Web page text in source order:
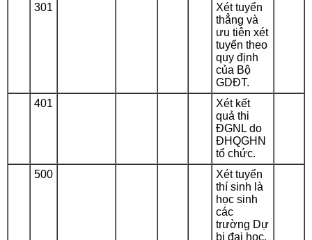
301
Xét tuyển
thẳng và
ưu tiên xét
tuyển theo
quy định
của Bộ
GDĐT.
401
Xét kết
quả thi
ĐGNL do
ĐHQGHN
tổ chức.
500
Xét tuyển
thí sinh là
học sinh
các
trường Dự
bị đại học.